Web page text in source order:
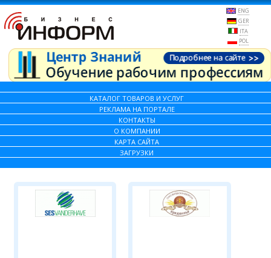
ENG
GER
ITA
POL
КАТАЛОГ ТОВАРОВ И УСЛУГ
РЕКЛАМА НА ПОРТАЛЕ
КОНТАКТЫ
О КОМПАНИИ
КАРТА САЙТА
ЗАГРУЗКИ